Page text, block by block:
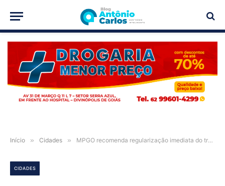
PUBLICIDADE
Início » Cidades » MPGO recomenda regularização imediata do transporte escolar em Alto Paraíso de Goiás
CIDADES